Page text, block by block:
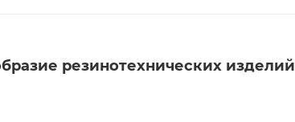
резинотехнических изделий